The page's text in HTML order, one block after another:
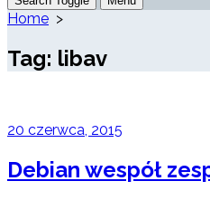
Home >
Tag: libav
20 czerwca, 2015
Debian wespół